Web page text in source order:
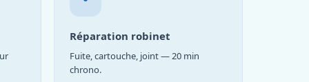
Réparation robinet
Fuite, cartouche, joint — 20 min
chrono.